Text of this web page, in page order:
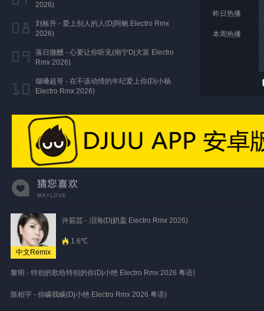
2026)
刘栋升 - 爱上别人的人(Dj阿鲍 Electro Rmx
2026)
落日微醺 - 心要让你听见(南宁Dj大富 Electro
Rmx 2026)
烟嗓超哥 - 在不该动情的年纪爱上你(Dj小杨
Electro Rmx 2026)
昨日热播
本周热播
中文Remix
许茹芸 - 泪海(Dj奶盖 Electro Rmx 2026)
1.6℃
黎明 - 特别的歌给特别的你(Dj小绝 Electro Rmx 2026 粤语)
陈柏宇 - 你瞒我瞒(Dj小绝 Electro Rmx 2026 粤语)